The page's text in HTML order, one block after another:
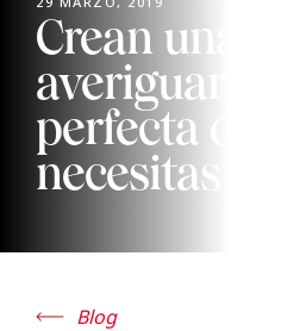
Crean una
averiguar
perfecta de
necesitas en
Blog